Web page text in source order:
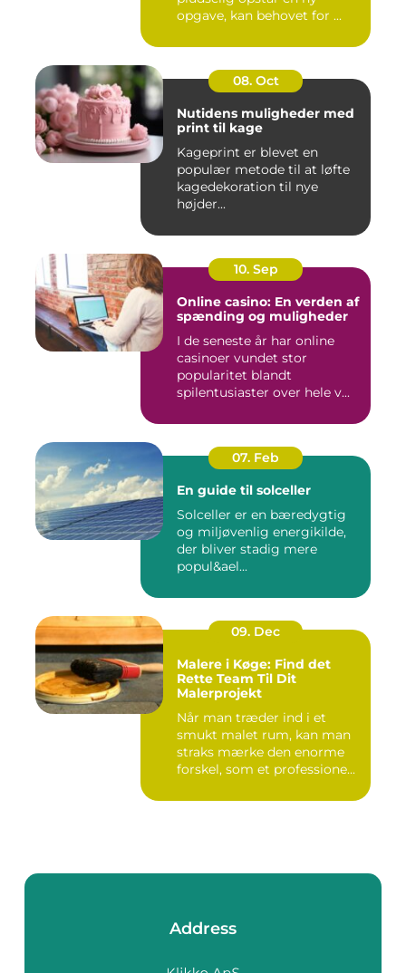
opgave, kan behovet for ...
08. Oct
Nutidens muligheder med
print til kage
Kageprint er blevet en
populær metode til at løfte
kagedekoration til nye
højder...
10. Sep
Online casino: En verden af
spænding og muligheder
I de seneste år har online
casinoer vundet stor
popularitet blandt
spilentusiaster over hele v...
07. Feb
En guide til solceller
Solceller er en bæredygtig
og miljøvenlig energikilde,
der bliver stadig mere
popul&ael...
09. Dec
Malere i Køge: Find det
Rette Team Til Dit
Malerprojekt
Når man træder ind i et
smukt malet rum, kan man
straks mærke den enorme
forskel, som et professione...
Address